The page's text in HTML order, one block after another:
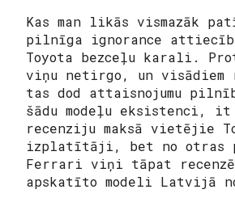
Kas man likās vismazāk
pilnīga ignorance
Toyota bezceļu karali.
viņu netirgo, un visādiem
tas dod attaisnojumu
šādu modeļu eksistenci,
recenziju maksā vietējie
izplatītāji, bet no otras
Ferrari viņi tāpat
apskatīto modeli Latvijā